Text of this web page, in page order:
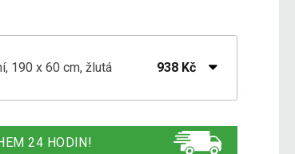
190 x 60 cm, žlutá 938 Kč
24 HODIN!